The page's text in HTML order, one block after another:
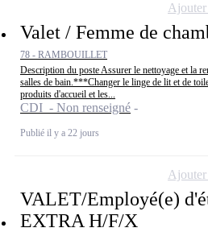
Valet / Femme de
78 - RAMBOUILLET
Description du poste Assurer le nettoyage et la
salles de bain.***Changer le linge de lit et de
produits d'accueil et les...
CDI - Non renseigné
Publié il y a 22 jours
VALET/Employé(e)
EXTRA H/F/X